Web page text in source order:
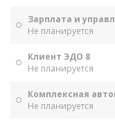
Зарплата и
Не планируется
Клиент ЭДО 8
Не планируется
Комплексная
Не планируется